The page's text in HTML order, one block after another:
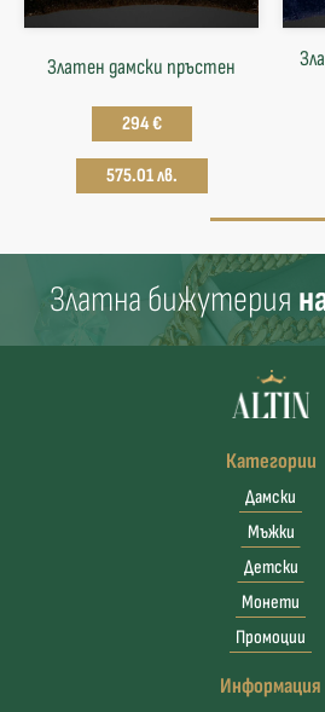
Златен дамски пръстен
294 €
575.01 лв.
Златна бижутерия
Категории
Дамски
Мъжки
Детски
Монети
Промоции
Информация